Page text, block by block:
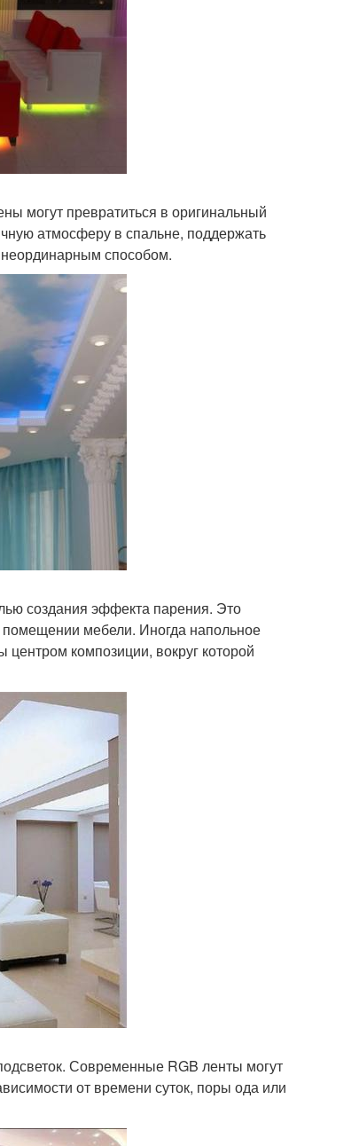
могут превратиться в оригинальный
атмосферу в спальне, поддержать
неординарным способом.
создания эффекта парения. Это
помещении мебели. Иногда напольное
композиции, вокруг которой
Современные RGB ленты могут
от времени суток, поры ода или